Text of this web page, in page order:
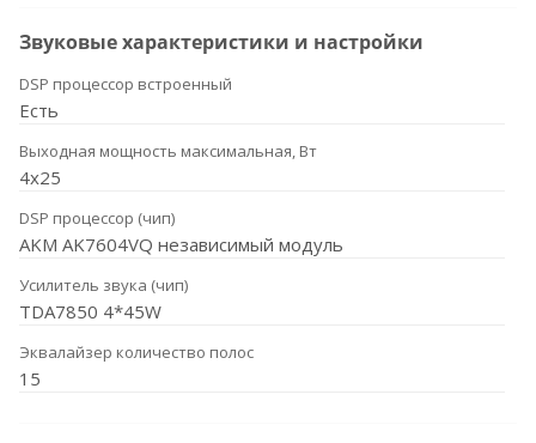
Звуковые характеристики и настройки
DSP процессор встроенный
Есть
Выходная мощность максимальная, Вт
4x25
DSP процессор (чип)
AKM AK7604VQ независимый модуль
Усилитель звука (чип)
TDA7850 4*45W
Эквалайзер количество полос
15